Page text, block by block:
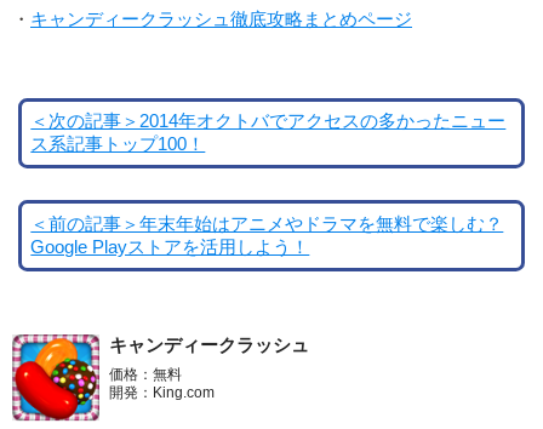
・ キャンディークラッシュ徹底攻略まとめページ
＜次の記事＞2014年オクトバでアクセスの多かったニュー
ス系記事トップ100！
＜前の記事＞年末年始はアニメやドラマを無料で楽しむ？
Google Playストアを活用しよう！
キャンディークラッシュ
価格：無料
開発：King.com